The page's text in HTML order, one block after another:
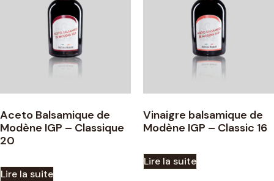
Aceto Balsamique de
Modène IGP – Classique
20
Lire la suite
Vinaigre balsamique de
Modène IGP – Classic 16
Lire la suite